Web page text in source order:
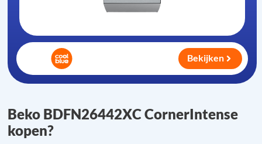
Beko BDFN26442XC CornerIntense
kopen?
Bekijken